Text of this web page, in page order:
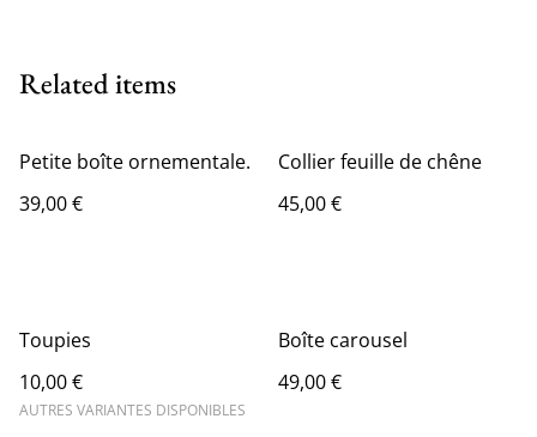
Related items
Petite boîte ornementale.
39,00 €
Collier feuille de chêne
45,00 €
Toupies
10,00 €
AUTRES VARIANTES DISPONIBLES
Boîte carousel
49,00 €